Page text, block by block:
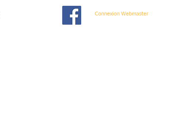
Connexion Webmaster